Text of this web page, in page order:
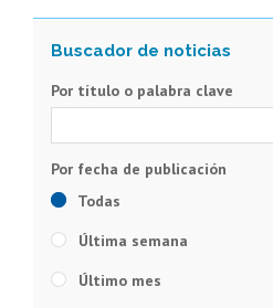
Por título o palabra clave
Todas
Última semana
Último mes